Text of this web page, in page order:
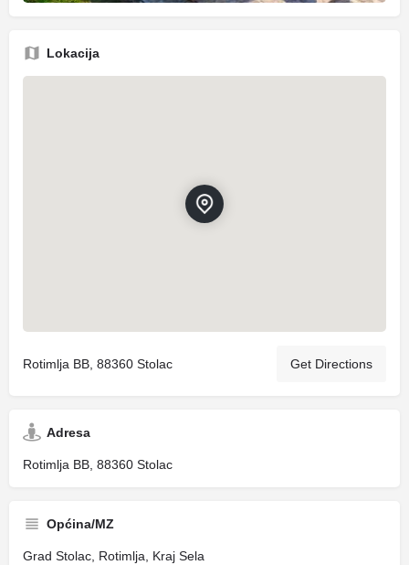
Lokacija
Rotimlja BB, 88360 Stolac Get Directions
Adresa
Rotimlja BB, 88360 Stolac
Općina/MZ
Grad Stolac, Rotimlja, Kraj Sela